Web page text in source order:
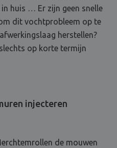
huis … Er zijn geen snelle
dit vochtprobleem op te
herstellen?
op korte termijn
injecteren
de mouwen